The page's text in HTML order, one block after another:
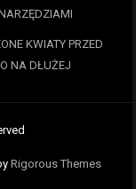
KWIATY PRZED
NA DŁUŻEJ
Rigorous Themes